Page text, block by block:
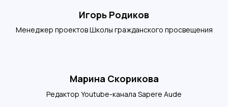
Игорь Родиков
Менеджер проектов Школы гражданского просвещения
Марина Скорикова
Редактор Youtube-канала Sapere Aude